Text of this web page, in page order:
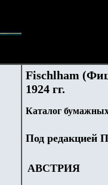
Fischlham
1924 гг.
Каталог
Под редакцией
АВСТРИЯ